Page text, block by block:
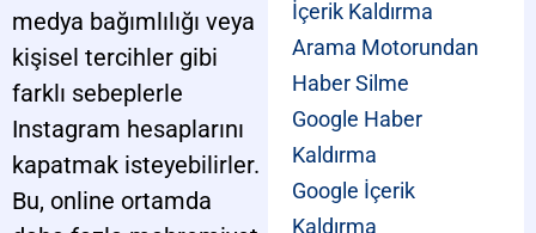
medya bağımlılığı veya
kişisel tercihler gibi
farklı sebeplerle
Instagram hesaplarını
kapatmak isteyebilirler.
Bu, online ortamda
İçerik Kaldırma
Arama Motorundan
Haber Silme
Google Haber
Kaldırma
Google İçerik
Kaldırma